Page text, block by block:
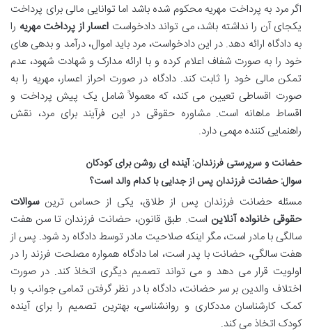
اگر مرد به پرداخت مهریه محکوم شده باشد اما توانایی مالی برای پرداخت
یکجای آن را نداشته باشد، می تواند دادخواست اعسار از پرداخت مهریه را
به دادگاه ارائه دهد. در این دادخواست، مرد باید اموال، درآمد و بدهی های
خود را به صورت شفاف اعلام کرده و با ارائه مدارک و شهادت شهود، عدم
تمکن مالی خود را ثابت کند. دادگاه در صورت احراز اعسار، مهریه را به
صورت اقساطی تعیین می کند، که معمولاً شامل یک پیش پرداخت و
اقساط ماهانه است. مشاوره حقوقی در این فرآیند برای مرد، نقش
راهنمایی کننده مهمی دارد.
حضانت و سرپرستی فرزندان: آینده ای روشن برای کودکان
سوال: حضانت فرزندان پس از جدایی با کدام والد است؟
مسئله حضانت فرزندان پس از طلاق، یکی از حساس ترینسوالات
حقوقی خانواده آنلاین است. طبق قانون، حضانت فرزندان تا سن هفت
سالگی با مادر است، مگر اینکه صلاحیت مادر توسط دادگاه رد شود. پس از
هفت سالگی، حضانت با پدر است، اما دادگاه همواره مصلحت فرزند را در
اولویت قرار می دهد و می تواند تصمیم دیگری اتخاذ کند. در صورت
اختلاف والدین بر سر حضانت، دادگاه با در نظر گرفتن تمامی جوانب و با
کمک کارشناسان مددکاری و روانشناسی، بهترین تصمیم را برای آینده
کودک اتخاذ می کند.